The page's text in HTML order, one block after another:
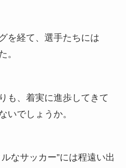
を経て、選手たちには
。
も、着実に進歩してきて
いでしょうか。
なサッカー”には程遠い出